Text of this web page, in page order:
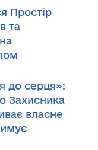
Простір
та
до серця»:
Захисника
власне